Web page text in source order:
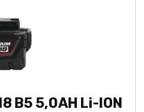
B5 5,0AH Li-ION